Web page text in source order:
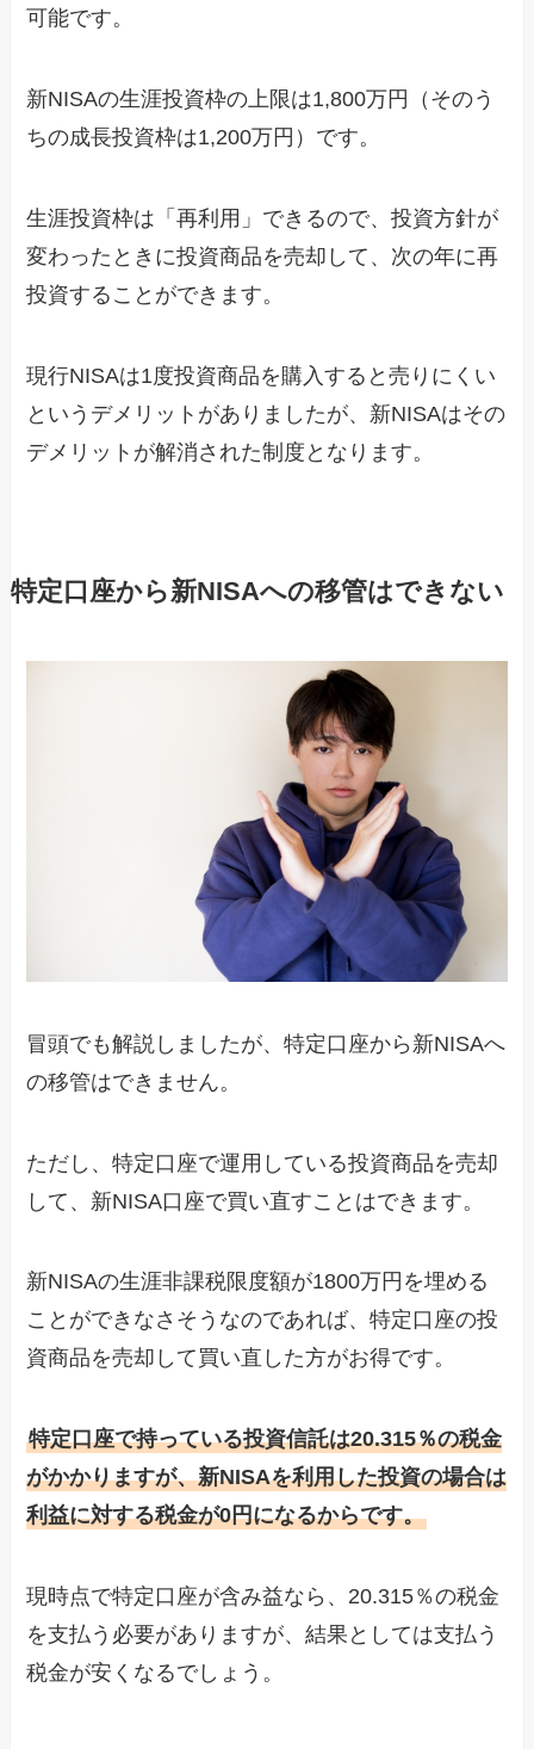
可能です。
新NISAの生涯投資枠の上限は1,800万円（そのう
ちの成長投資枠は1,200万円）です。
生涯投資枠は「再利用」できるので、投資方針が
変わったときに投資商品を売却して、次の年に再
投資することができます。
現行NISAは1度投資商品を購入すると売りにくい
というデメリットがありましたが、新NISAはその
デメリットが解消された制度となります。
特定口座から新NISAへの移管はできない
冒頭でも解説しましたが、特定口座から新NISAへ
の移管はできません。
ただし、特定口座で運用している投資商品を売却
して、新NISA口座で買い直すことはできます。
新NISAの生涯非課税限度額が1800万円を埋める
ことができなさそうなのであれば、特定口座の投
資商品を売却して買い直した方がお得です。
特定口座で持っている投資信託は20.315％の税金
がかかりますが、新NISAを利用した投資の場合は
利益に対する税金が0円になるからです。
現時点で特定口座が含み益なら、20.315％の税金
を支払う必要がありますが、結果としては支払う
税金が安くなるでしょう。